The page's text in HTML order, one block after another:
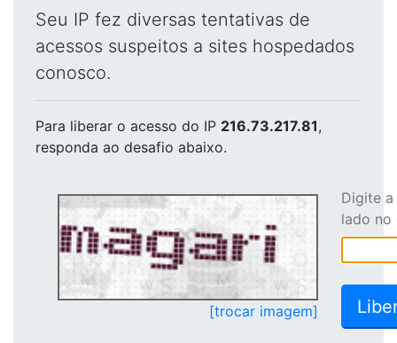
Seu IP fez diversas tentativas de
acessos suspeitos a sites hospedados
conosco.
Para liberar o acesso do IP 216.73.217.81,
responda ao desafio abaixo.
[trocar imagem]
Digite
lado no